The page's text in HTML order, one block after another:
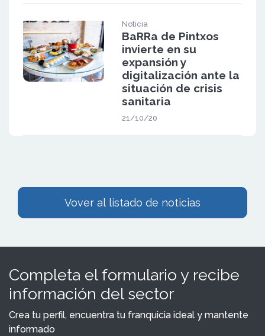
Noticia
BaRRa de Pintxos
invierte en su
expansión y
digitalización ante la
situación de crisis
sanitaria
21/10/20
Vover al listado de noticias
Completa el formulario y recibe
información del sector
Crea tu perfil, encuentra tu franquicia ideal y mantente
informado